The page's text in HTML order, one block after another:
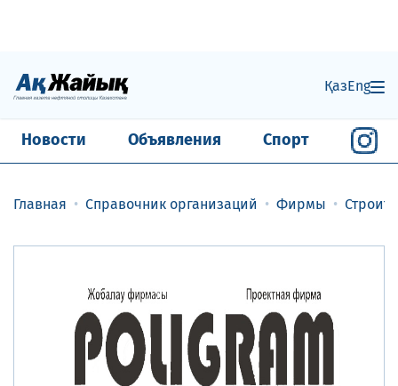
ҚазEng
Новости Объявления Спорт
Главная Справочник организаций Фирмы